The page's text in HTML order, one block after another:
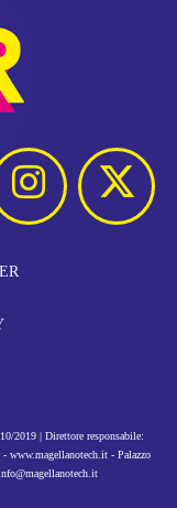
2019 | Direttore responsabile:
www.magellanotech.it - Palazzo